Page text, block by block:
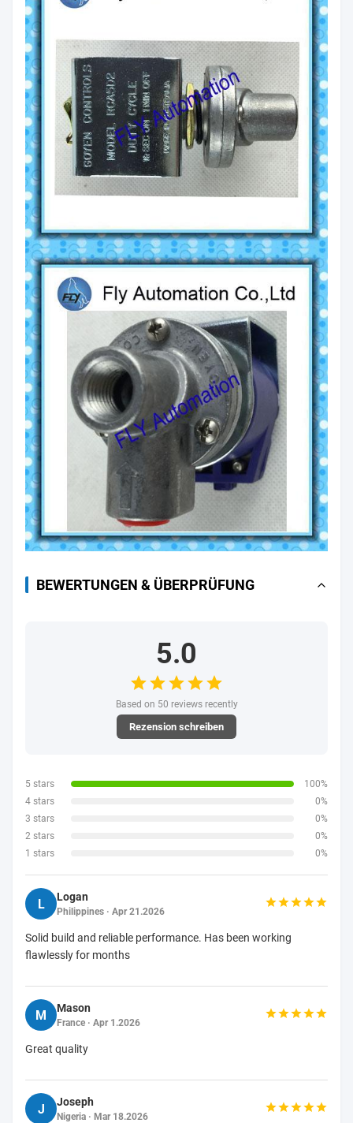
BEWERTUNGEN & ÜBERPRÜFUNG
5.0
Based on 50 reviews recently
Rezension schreiben
5 stars
100%
4 stars
0%
3 stars
0%
2 stars
0%
1 stars
0%
L Logan
Philippines · Apr 21.2026
Solid build and reliable performance. Has been working
flawlessly for months
M Mason
France · Apr 1.2026
Great quality
J Joseph
Nigeria · Mar 18.2026